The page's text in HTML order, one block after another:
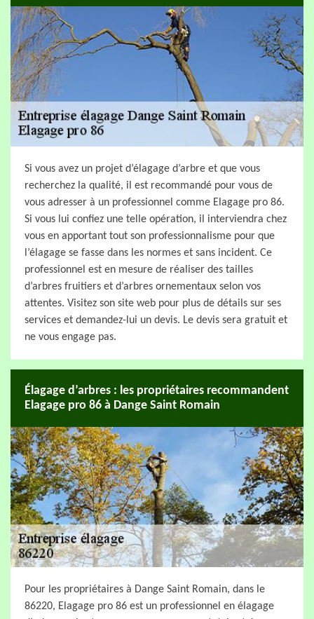
Si vous avez un projet d’élagage d’arbre et que vous
recherchez la qualité, il est recommandé pour vous de
vous adresser à un professionnel comme Elagage pro 86.
Si vous lui confiez une telle opération, il interviendra chez
vous en apportant tout son professionnalisme pour que
l’élagage se fasse dans les normes et sans incident. Ce
professionnel est en mesure de réaliser des tailles
d’arbres fruitiers et d’arbres ornementaux selon vos
attentes. Visitez son site web pour plus de détails sur ses
services et demandez-lui un devis. Le devis sera gratuit et
ne vous engage pas.
Élagage d’arbres : les propriétaires recommandent
Elagage pro 86 à Dange Saint Romain
Pour les propriétaires à Dange Saint Romain, dans le
86220, Elagage pro 86 est un professionnel en élagage